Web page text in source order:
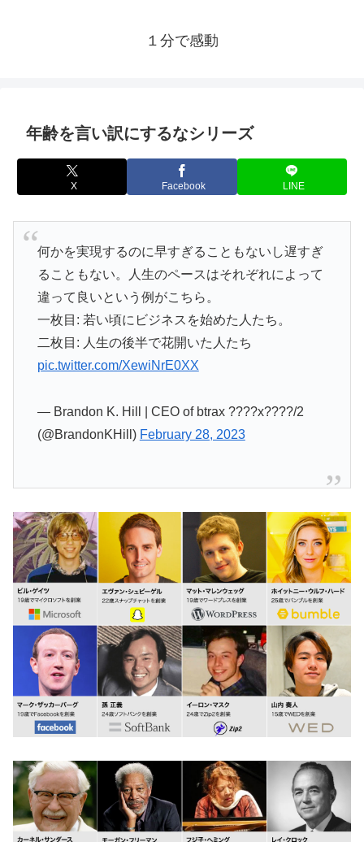
１分で感動
年齢を言い訳にするなシリーズ
X Facebook LINE
何かを実現するのに早すぎることもないし遅すぎ
ることもない。人生のペースはそれぞれによって
違って良いという例がこちら。
一枚目: 若い頃にビジネスを始めた人たち。
二枚目: 人生の後半で花開いた人たち
pic.twitter.com/XewiNrE0XX
— Brandon K. Hill | CEO of btrax ????x????/2
(@BrandonKHill) February 28, 2023